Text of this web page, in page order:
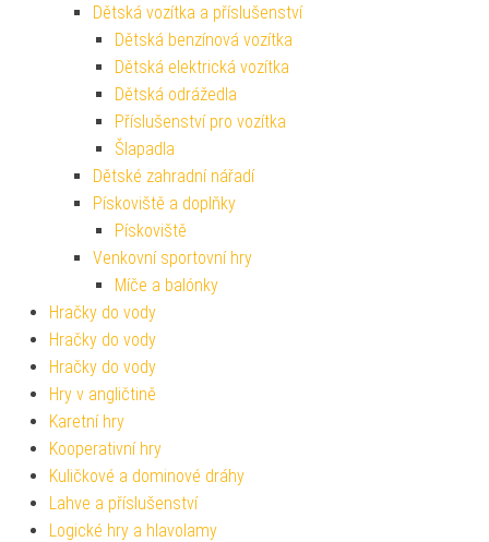
Dětská vozítka a příslušenství
Dětská benzínová vozítka
Dětská elektrická vozítka
Dětská odrážedla
Příslušenství pro vozítka
Šlapadla
Dětské zahradní nářadí
Pískoviště a doplňky
Pískoviště
Venkovní sportovní hry
Míče a balónky
Hračky do vody
Hračky do vody
Hračky do vody
Hry v angličtině
Karetní hry
Kooperativní hry
Kuličkové a dominové dráhy
Lahve a příslušenství
Logické hry a hlavolamy